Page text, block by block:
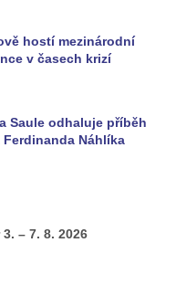
v
Důl
3 v
hostí mezinárodní
v časech krizí
Saule odhaluje příběh
Náhlíka
– 7. 8. 2026